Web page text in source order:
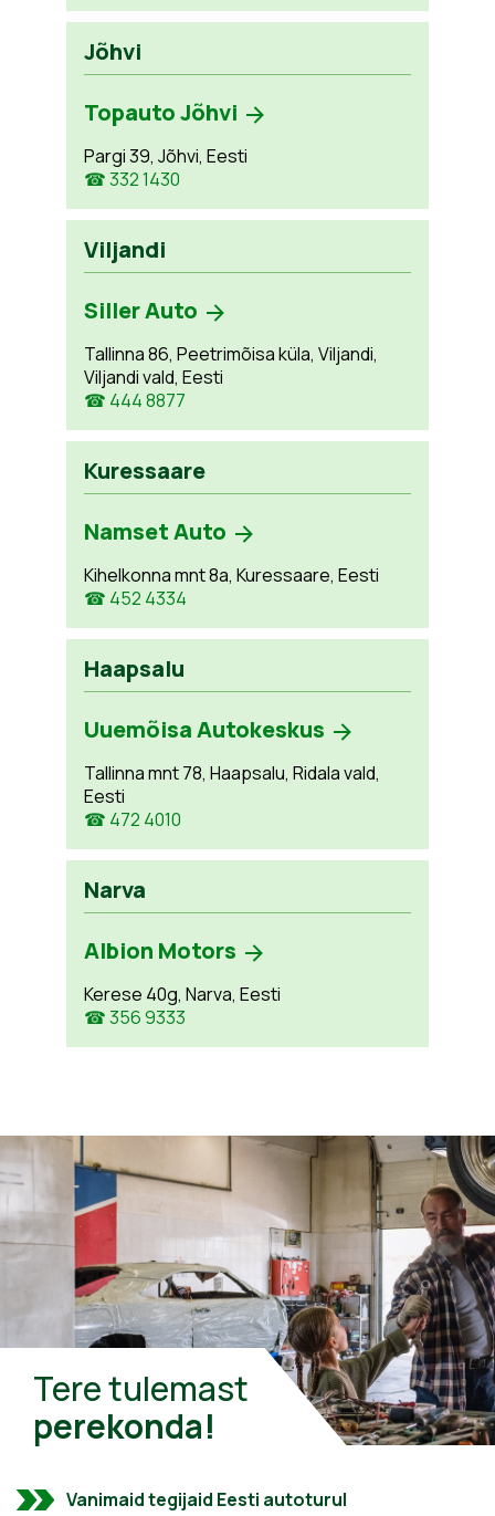
Jõhvi
Topauto Jõhvi
Pargi 39, Jõhvi, Eesti
☎ 332 1430
Viljandi
Siller Auto
Tallinna 86, Peetrimõisa küla, Viljandi,
Viljandi vald, Eesti
☎ 444 8877
Kuressaare
Namset Auto
Kihelkonna mnt 8a, Kuressaare, Eesti
☎ 452 4334
Haapsalu
Uuemõisa Autokeskus
Tallinna mnt 78, Haapsalu, Ridala vald,
Eesti
☎ 472 4010
Narva
Albion Motors
Kerese 40g, Narva, Eesti
☎ 356 9333
Tere tulemast
perekonda!
Vanimaid tegijaid Eesti autoturul